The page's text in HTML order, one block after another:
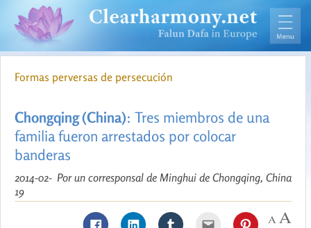
Formas perversas de persecución
Chongqing (China): Tres miembros de una
familia fueron arrestados por colocar
banderas
Por un corresponsal de Minghui de Chongqing, China
2014-02-
19